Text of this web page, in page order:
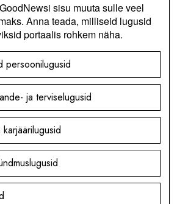
sisu muuta sulle veel
Anna teada, milliseid lugusid
portaalis rohkem näha.
persoonilugusid
ja terviselugusid